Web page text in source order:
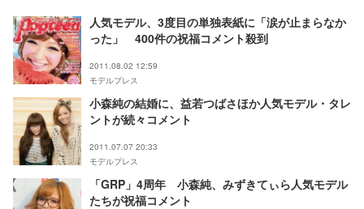
人気モデル、3度目の単独表紙に「涙が止まらなか
った」 400件の祝福コメント殺到
2011.08.02 12:59
モデルプレス
小森純の結婚に、益若つばさほか人気モデル・タレ
ントが続々コメント
2011.07.07 20:33
モデルプレス
「GRP」4周年 小森純、みずきてぃら人気モデル
たちが祝福コメント